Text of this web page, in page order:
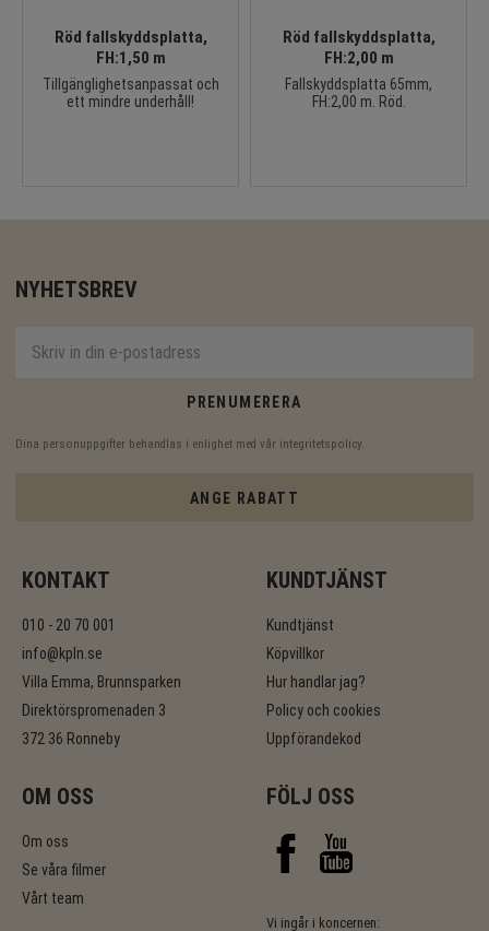
Röd fallskyddsplatta,
FH:1,50 m
Tillgänglighetsanpassat och
ett mindre underhåll!
Röd fallskyddsplatta,
FH:2,00 m
Fallskyddsplatta 65mm,
FH:2,00 m. Röd.
NYHETSBREV
PRENUMERERA
Dina personuppgifter behandlas i enlighet med vår integritetspolicy
ANGE RABATT
KONTAKT
010 - 20 70 001
info@kpln.se
Villa Emma, Brunnsparken
Direktörspromenaden 3
372 36 Ronneby
KUNDTJÄNST
Kundtjänst
Köpvillkor
Hur handlar jag?
Policy och cookies
Uppförandekod
OM OSS
Om oss
Se våra filmer
Vårt team
FÖLJ OSS
Vi ingår i koncernen: